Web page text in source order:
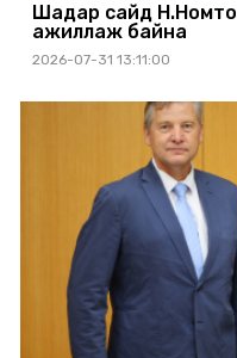
Шадар сайд
ажиллаж байна
2026-07-31 13:11:00